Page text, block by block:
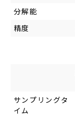
分解能
精度
サンプリングタ
イム